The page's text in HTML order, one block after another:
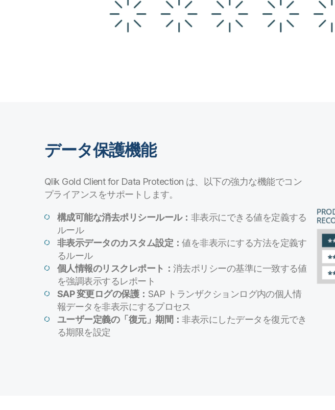
データ保護機能
Qlik Gold Client for Data Protection は、以下の強力な機能でコン
プライアンスをサポートします。
構成可能な消去ポリシールール： 非表示にできる値を定義する
ルール
非表示データのカスタム設定：値を非表示にする方法を定義す
るルール
個人情報のリスクレポート： 消去ポリシーの基準に一致する値
を強調表示するレポート
SAP 変更ログの保護： SAP トランザクションログ内の個人情
報データを非表示にするプロセス
ユーザー定義の「復元」期間：非表示にしたデータを復元でき
る期限を設定